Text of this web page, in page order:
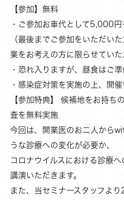
【参加】無料
・ご参加お車代として5,000円
（最後までご参加をいただい
業をお考えの方に限らせていた
・恐れ入りますが、昼食はご
・感染症対策を実施の上、開
【参加特典】 候補地をお持ち
査を無料実施
今回は、開業医のお二人から
うな診療への変化が必要か、
コロナウイルスにおける診療
講演いただきます。
また、当セミナースタッフよ